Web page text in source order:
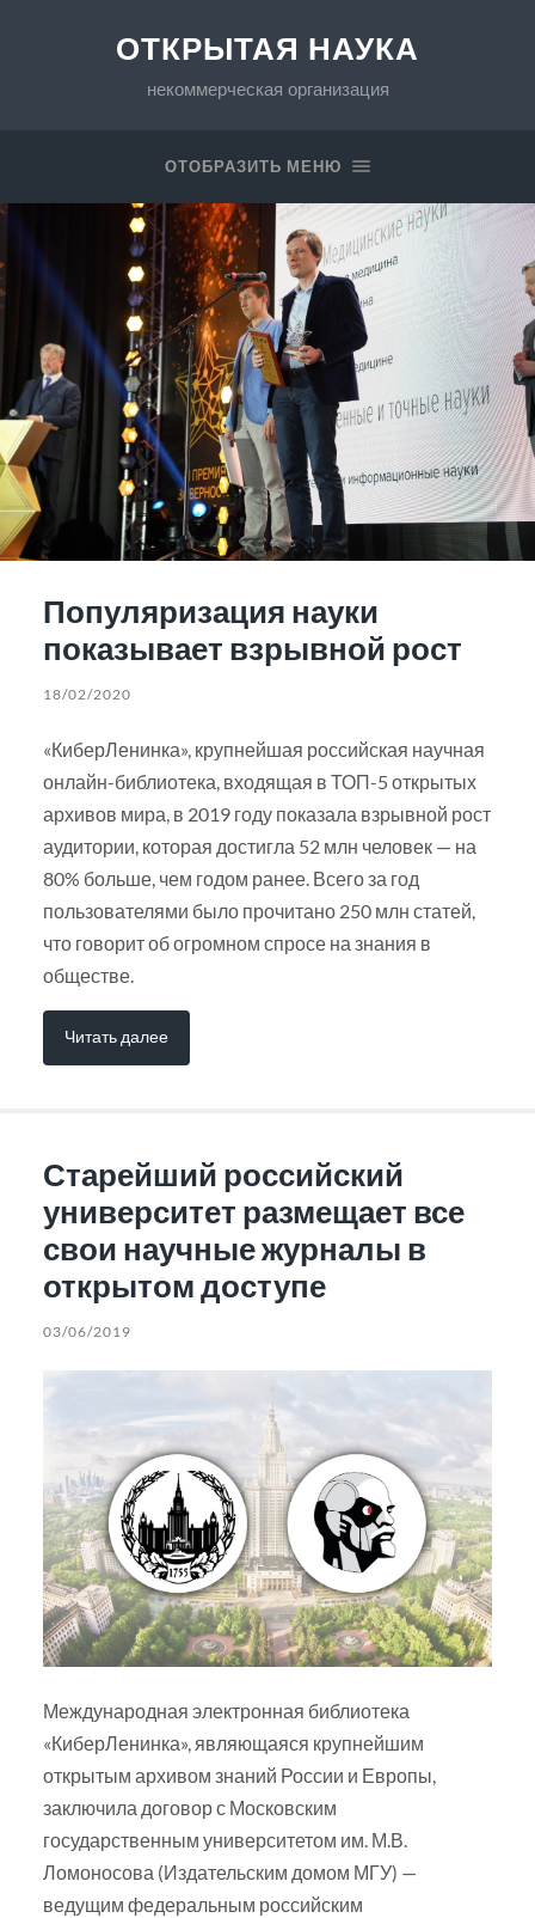
ОТКРЫТАЯ НАУКА
некоммерческая организация
ОТОБРАЗИТЬ МЕНЮ
Популяризация науки
показывает взрывной рост
18/02/2020
«КиберЛенинка», крупнейшая российская научная
онлайн-библиотека, входящая в ТОП-5 открытых
архивов мира, в 2019 году показала взрывной рост
аудитории, которая достигла 52 млн человек — на
80% больше, чем годом ранее. Всего за год
пользователями было прочитано 250 млн статей,
что говорит об огромном спросе на знания в
обществе.
Читать далее
Старейший российский
университет размещает все
свои научные журналы в
открытом доступе
03/06/2019
Международная электронная библиотека
«КиберЛенинка», являющаяся крупнейшим
открытым архивом знаний России и Европы,
заключила договор с Московским
государственным университетом им. М.В.
Ломоносова (Издательским домом МГУ) —
ведущим федеральным российским